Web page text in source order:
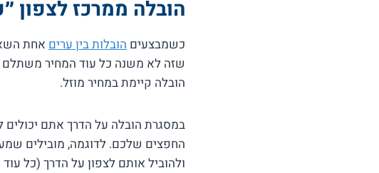
הובלה ממרכז לצפון
כשמבצעים הובלות בין ערים אחת
שזה לא משנה כל עוד המחיר משתלם
הובלה קיימת במחיר מוזל.
במסגרת הובלה על הדרך אתם יכולים
החפצים שלכם. לדוגמה, מובילים
ולהוביל אותם לצפון על הדרך (כל